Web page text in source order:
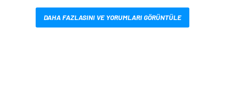
DAHA FAZLASINI VE YORUMLARI GÖRÜNTÜLE